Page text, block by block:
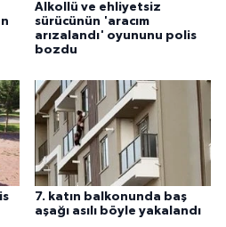
Alkollü ve ehliyetsiz
sürücünün 'aracım
arızalandı' oyununu polis
bozdu
7. katın balkonunda baş
aşağı asılı böyle yakalandı